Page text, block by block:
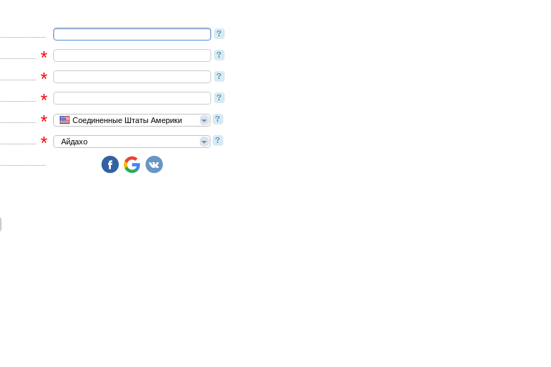
*
*
*
* Соединенные Штаты Америки
* Айдахо